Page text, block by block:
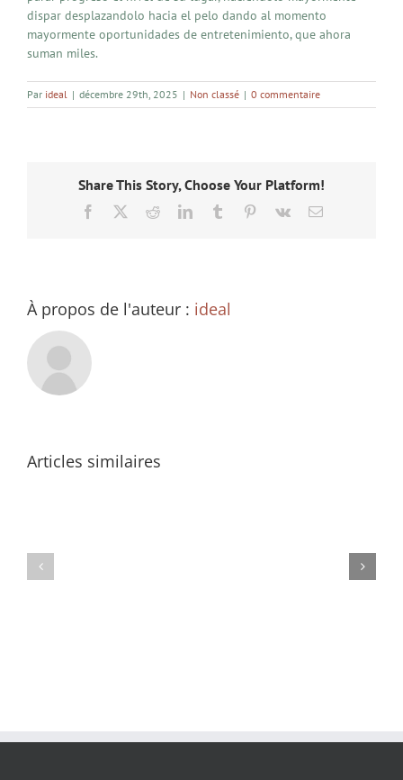
dispar desplazandolo hacia el pelo dando al momento
mayormente oportunidades de entretenimiento, que ahora
suman miles.
Par ideal | décembre 29th, 2025 | Non classé | 0 commentaire
Share This Story, Choose Your Platform!
Facebook RedditLinkedInTumblr Pinterest
Vk Email
À propos de l'auteur : ideal
Articles similaires